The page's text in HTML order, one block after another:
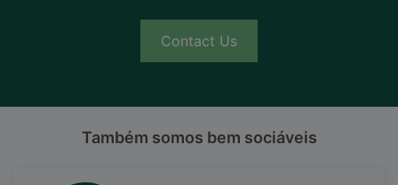
Contact Us
Também somos bem sociáveis